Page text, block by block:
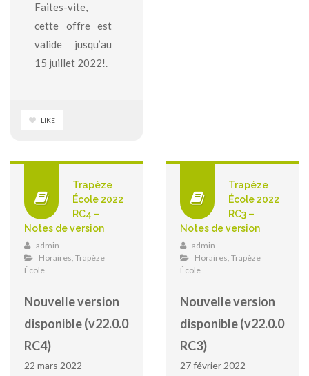
Faites-vite,
cette offre est
valide jusqu’au
15 juillet 2022!.
LIKE
Trapèze
École 2022
RC4 –
Notes de version
admin
Horaires, Trapèze
École
Nouvelle version
disponible (v22.0.0
RC4)
22 mars 2022
Trapèze
École 2022
RC3 –
Notes de version
admin
Horaires, Trapèze
École
Nouvelle version
disponible (v22.0.0
RC3)
27 février 2022